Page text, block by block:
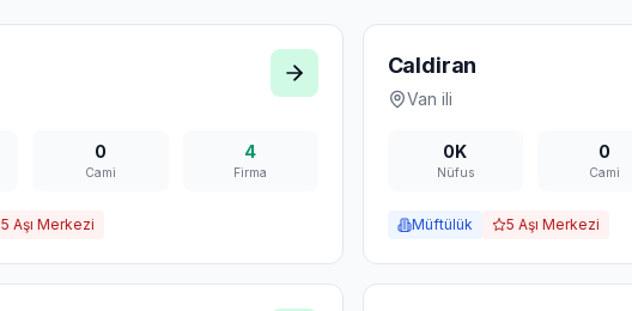
0
Cami
4
Firma
5 Aşı Merkezi
Caldiran
Van ili
0K
Nüfus
0
Cami
Müftülük 5 Aşı Merkezi